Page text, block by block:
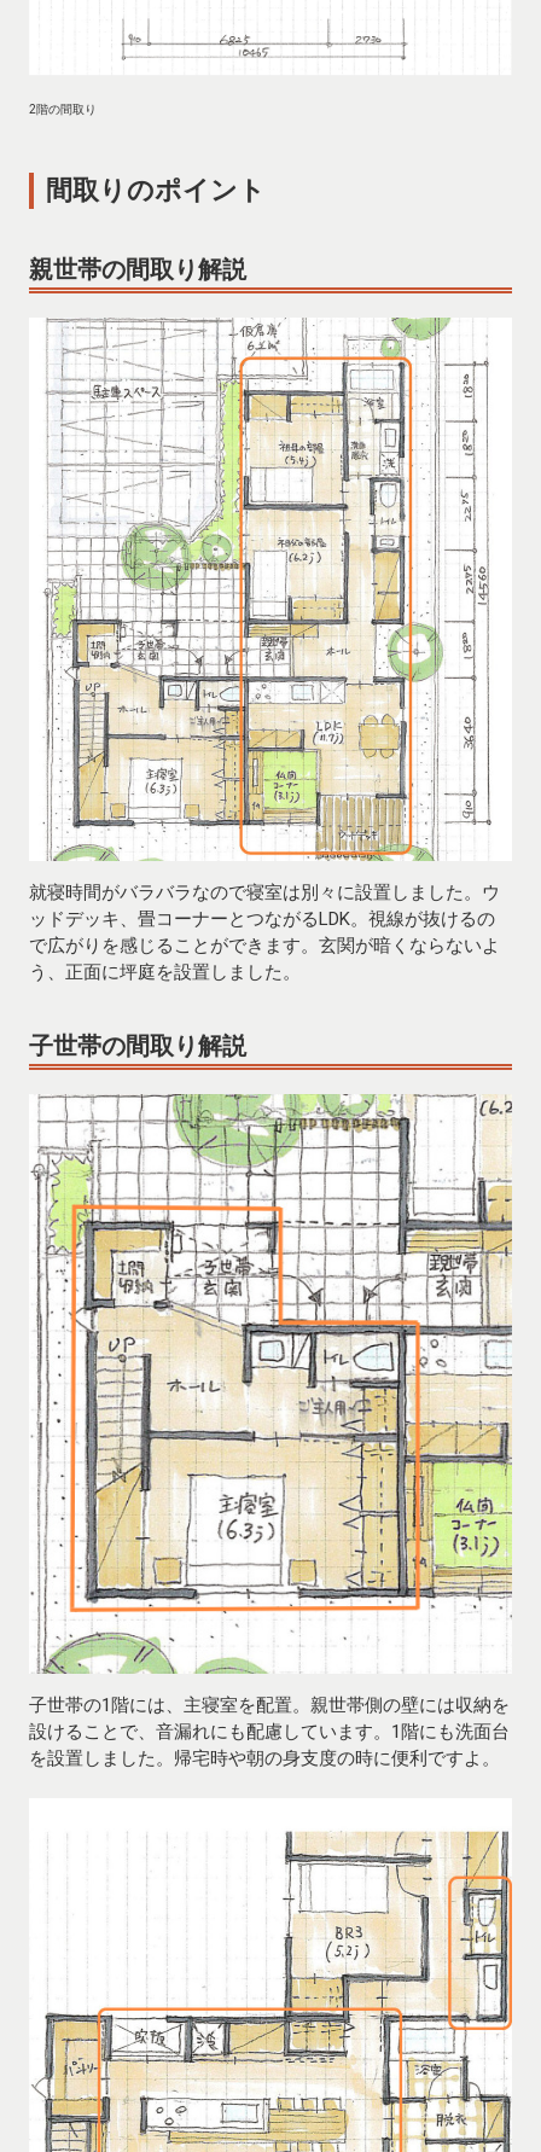
2階の間取り
間取りのポイント
親世帯の間取り解説
就寝時間がバラバラなので寝室は別々に設置しました。ウ
ッドデッキ、畳コーナーとつながるLDK。視線が抜けるの
で広がりを感じることができます。玄関が暗くならないよ
う、正面に坪庭を設置しました。
子世帯の間取り解説
子世帯の1階には、主寝室を配置。親世帯側の壁には収納を
設けることで、音漏れにも配慮しています。1階にも洗面台
を設置しました。帰宅時や朝の身支度の時に便利ですよ。